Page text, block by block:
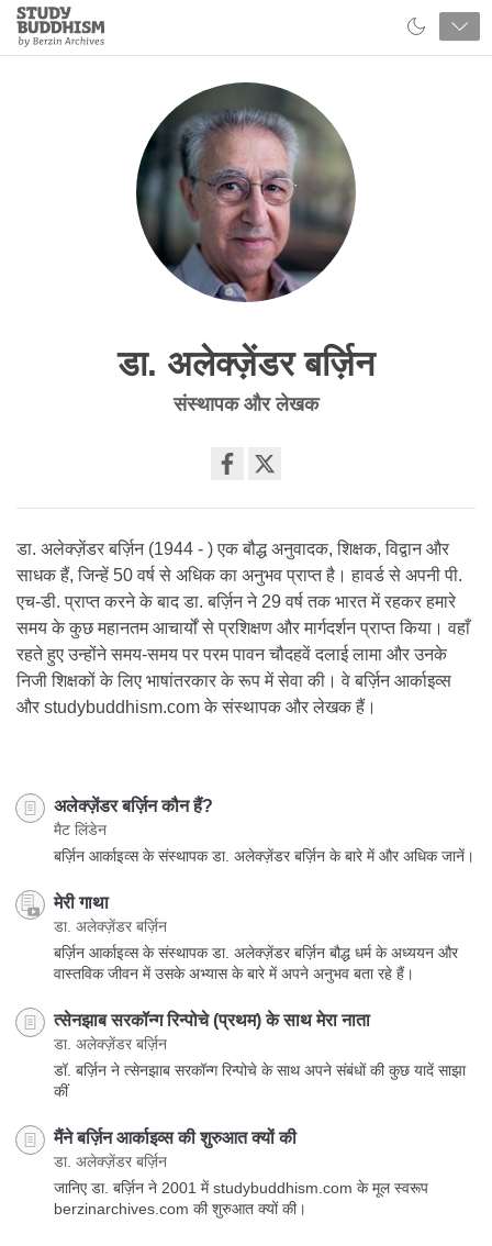
Close
Study
Buddhism
डा. अलेक्ज़ेंडर बर्ज़िन
संस्थापक और लेखक
facebook
डा. अलेक्ज़ेंडर बर्ज़िन (1944 - ) एक बौद्ध अनुवादक, शिक्षक, विद्वान और
साधक हैं, जिन्हें 50 वर्ष से अधिक का अनुभव प्राप्त है। हावर्ड से अपनी पी.
एच-डी. प्राप्त करने के बाद डा. बर्ज़िन ने 29 वर्ष तक भारत में रहकर हमारे
समय के कुछ महानतम आचार्यों से प्रशिक्षण और मार्गदर्शन प्राप्त किया। वहाँ
रहते हुए उन्होंने समय-समय पर परम पावन चौदहवें दलाई लामा और उनके
निजी शिक्षकों के लिए भाषांतरकार के रूप में सेवा की। वे बर्ज़िन आर्काइव्स
और studybuddhism.com के संस्थापक और लेखक हैं।
अलेक्ज़ेंडर बर्ज़िन कौन हैं?
मैट लिंडेन
बर्ज़िन आर्काइव्स के संस्थापक डा. अलेक्ज़ेंडर बर्ज़िन के बारे में और अधिक जानें।
मेरी गाथा
डा. अलेक्ज़ेंडर बर्ज़िन
बर्ज़िन आर्काइव्स के संस्थापक डा. अलेक्ज़ेंडर बर्ज़िन बौद्ध धर्म के अध्ययन और
वास्तविक जीवन में उसके अभ्यास के बारे में अपने अनुभव बता रहे हैं।
त्सेनझाब सरकॉन्ग रिन्पोचे (प्रथम) के साथ मेरा नाता
डा. अलेक्ज़ेंडर बर्ज़िन
डॉ. बर्ज़िन ने त्सेनझाब सरकॉन्ग रिन्पोचे के साथ अपने संबंधों की कुछ यादें साझा
कीं
मैंने बर्ज़िन आर्काइव्स की शुरुआत क्यों की
डा. अलेक्ज़ेंडर बर्ज़िन
जानिए डा. बर्ज़िन ने 2001 में studybuddhism.com के मूल स्वरूप
berzinarchives.com की शुरुआत क्यों की।